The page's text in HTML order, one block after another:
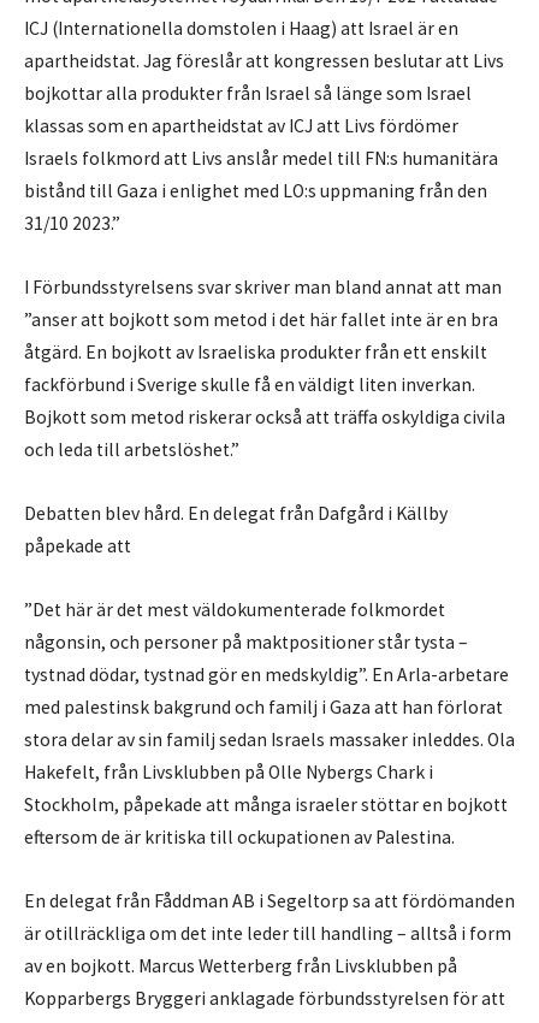
ICJ (Internationella domstolen i Haag) att Israel är en
apartheidstat. Jag föreslår att kongressen beslutar att Livs
bojkottar alla produkter från Israel så länge som Israel
klassas som en apartheidstat av ICJ att Livs fördömer
Israels folkmord att Livs anslår medel till FN:s humanitära
bistånd till Gaza i enlighet med LO:s uppmaning från den
31/10 2023.”
I Förbundsstyrelsens svar skriver man bland annat att man
”anser att bojkott som metod i det här fallet inte är en bra
åtgärd. En bojkott av Israeliska produkter från ett enskilt
fackförbund i Sverige skulle få en väldigt liten inverkan.
Bojkott som metod riskerar också att träffa oskyldiga civila
och leda till arbetslöshet.”
Debatten blev hård. En delegat från Dafgård i Källby
påpekade att
”Det här är det mest väldokumenterade folkmordet
någonsin, och personer på maktpositioner står tysta –
tystnad dödar, tystnad gör en medskyldig”. En Arla-arbetare
med palestinsk bakgrund och familj i Gaza att han förlorat
stora delar av sin familj sedan Israels massaker inleddes. Ola
Hakefelt, från Livsklubben på Olle Nybergs Chark i
Stockholm, påpekade att många israeler stöttar en bojkott
eftersom de är kritiska till ockupationen av Palestina.
En delegat från Fåddman AB i Segeltorp sa att fördömanden
är otillräckliga om det inte leder till handling – alltså i form
av en bojkott. Marcus Wetterberg från Livsklubben på
Kopparbergs Bryggeri anklagade förbundsstyrelsen för att